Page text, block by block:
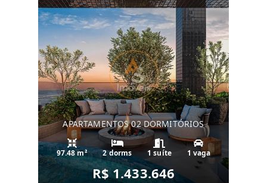
APARTAMENTOS 02 DORMITÓRIOS
97.48 m² 2 dorms 1 suíte 1 vaga
R$ 1.433.646